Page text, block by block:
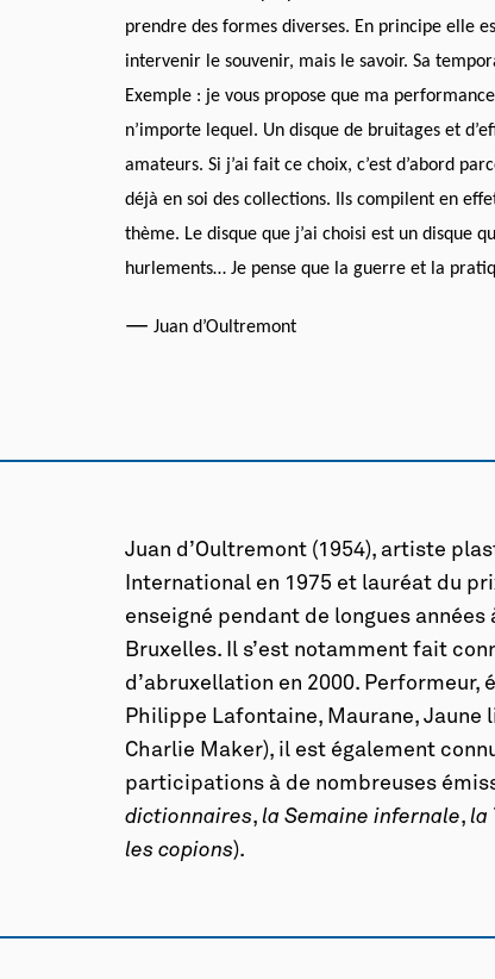
prendre des formes diverses. En principe elle
intervenir le souvenir, mais le savoir. Sa
Exemple : je vous propose que ma
n’importe lequel. Un disque de bruitages et
amateurs. Si j’ai fait ce choix, c’est d’abord
déjà en soi des collections. Ils compilent en
thème. Le disque que j’ai choisi est un disque
hurlements… Je pense que la guerre et la
—Juan d’Oultremont
Juan d’Oultremont (1954), artiste
International en 1975 et lauréat du
enseigné pendant de longues
Bruxelles. Il s’est notamment fait
d’abruxellation en 2000.
Philippe Lafontaine, Maurane, Jaune
Charlie Maker), il est également
participations à de nombreuses
dictionnaires,la Semaine infernale,la
les copions).